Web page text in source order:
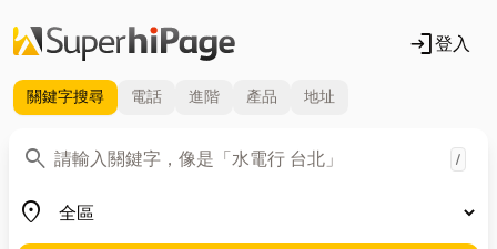
login登入
關鍵字搜尋 電話 進階 產品 地址
search
關鍵字 /
place
地區